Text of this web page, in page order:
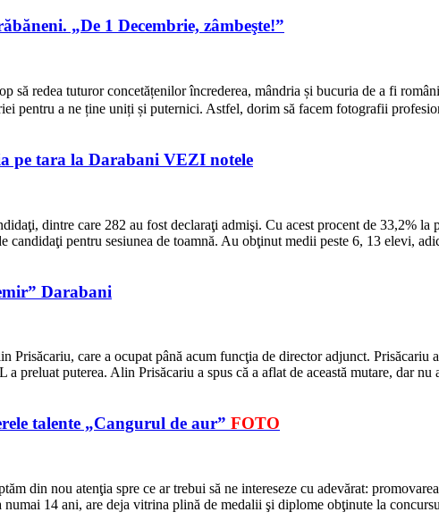
„De 1 Decembrie, zâmbeşte!”
să redea tuturor concetățenilor încrederea, mândria și bucuria de a fi
pentru a ne ține uniți și puternici. Astfel, dorim să facem fotografii
pe tara la Darabani VEZI notele
dintre care 282 au fost declaraţi admişi. Cu acest procent de 33,2%
pentru sesiunea de toamnă. Au obţinut medii peste 6, 13 elevi,
Darabani
care a ocupat până acum funcţia de director adjunct. Prisăcariu
puterea. Alin Prisăcariu a spus că a aflat de această mutare, dar nu
talente „Cangurul de aur” FOTO
din nou atenţia spre ce ar trebui să ne intereseze cu adevărat:
14 ani, are deja vitrina plină de medalii şi diplome obţinute la